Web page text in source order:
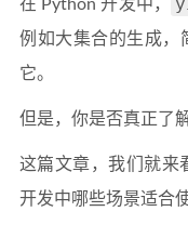
在 Python 开发中，
例如大集合的生成，
它。
但是，你是否真正了
这篇文章，我们就来
开发中哪些场景适合